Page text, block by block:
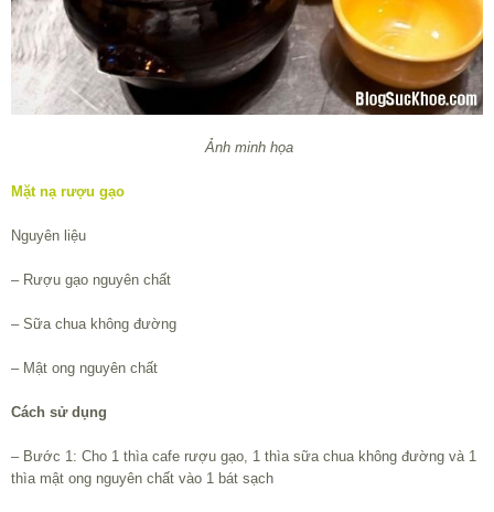
Ảnh minh họa
Mặt nạ rượu gạo
Nguyên liệu
– Rượu gạo nguyên chất
– Sữa chua không đường
– Mật ong nguyên chất
Cách sử dụng
– Bước 1: Cho 1 thìa cafe rượu gạo, 1 thìa sữa chua không đường và 1
thìa mật ong nguyên chất vào 1 bát sạch